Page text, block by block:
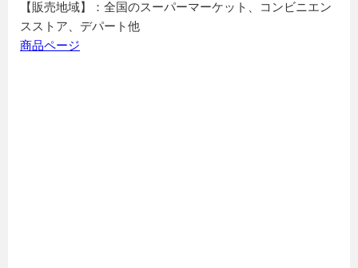
【販売地域】：全国のスーパーマーケット、コンビニエン
スストア、デパート他
商品ページ